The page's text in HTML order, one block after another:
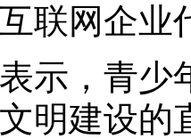
联网企业
，青少
明建设的